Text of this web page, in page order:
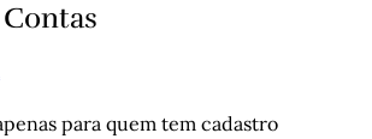
para quem tem cadastro